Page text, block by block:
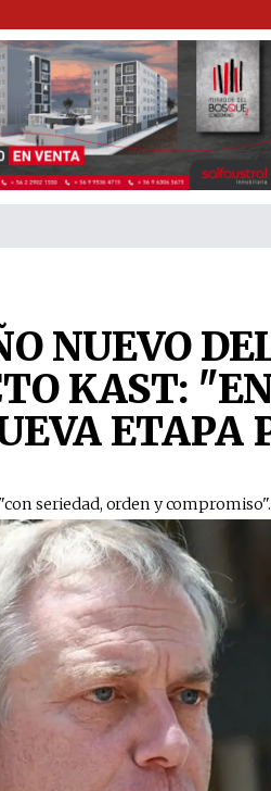
NUEVO
KAST:
ETAPA
seriedad, orden y compromiso".